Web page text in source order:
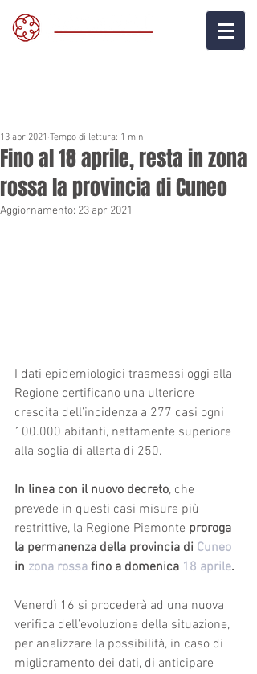
Fino al 18 aprile, resta in zona
rossa la provincia di Cuneo
13 apr 2021 Tempo di lettura: 1 min
Aggiornamento: 23 apr 2021
I dati epidemiologici trasmessi oggi alla
Regione certificano una ulteriore
crescita dell’incidenza a 277 casi ogni
100.000 abitanti, nettamente superiore
alla soglia di allerta di 250.
In linea con il nuovo decreto, che
prevede in questi casi misure più
restrittive, la Regione Piemonte proroga
la permanenza della provincia di Cuneo
in zona rossa fino a domenica 18 aprile.
Venerdì 16 si procederà ad una nuova
verifica dell’evoluzione della situazione,
per analizzare la possibilità, in caso di
miglioramento dei dati, di anticipare